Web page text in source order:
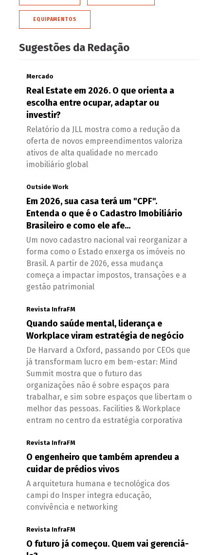
EQUIPAMENTOS
Sugestões da Redação
Mercado
Real Estate em 2026. O que orienta a
escolha entre ocupar, adaptar ou
investir?
Relatório da JLL mostra como a redução da
oferta de novos empreendimentos valoriza
ativos de alta qualidade no mercado
imobiliário global
Outside Work
Em 2026, sua casa terá um "CPF".
Entenda o que é o Cadastro Imobiliário
Brasileiro e como ele afe...
Um novo cadastro nacional vai reorganizar a
forma como o Estado enxerga os imóveis no
Brasil. A partir de 2026, essa mudança
começa a impactar impostos, transações e a
gestão patrimonial
Revista InfraFM
Quando saúde mental, liderança e
Workplace viram estratégia de negócio
De Harvard a Oxford, passando por CEOs que
já transformam lucro em bem-estar: Mind
Summit mostra que o futuro das
organizações não é sobre espaços para
trabalhar, e sim sobre espaços que libertam o
melhor das pessoas. Facilities & Workplace
entram no centro da estratégia corporativa
Revista InfraFM
O engenheiro que também aprendeu a
cuidar de prédios vivos
A arquitetura humana e tecnológica dos
campi do Insper integra educação,
convivência e networking
Revista InfraFM
O futuro já começou. Quem vai gerenciá-